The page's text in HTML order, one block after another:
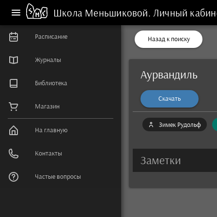
Школа Меньшиковой. Личный
Расписание
Журналы
Библиотека
Магазин
На главную
Контакты
Частые вопросы
Назад к поиску
Аурвандиль
Скачать
Зимек Рудольф
Заметки